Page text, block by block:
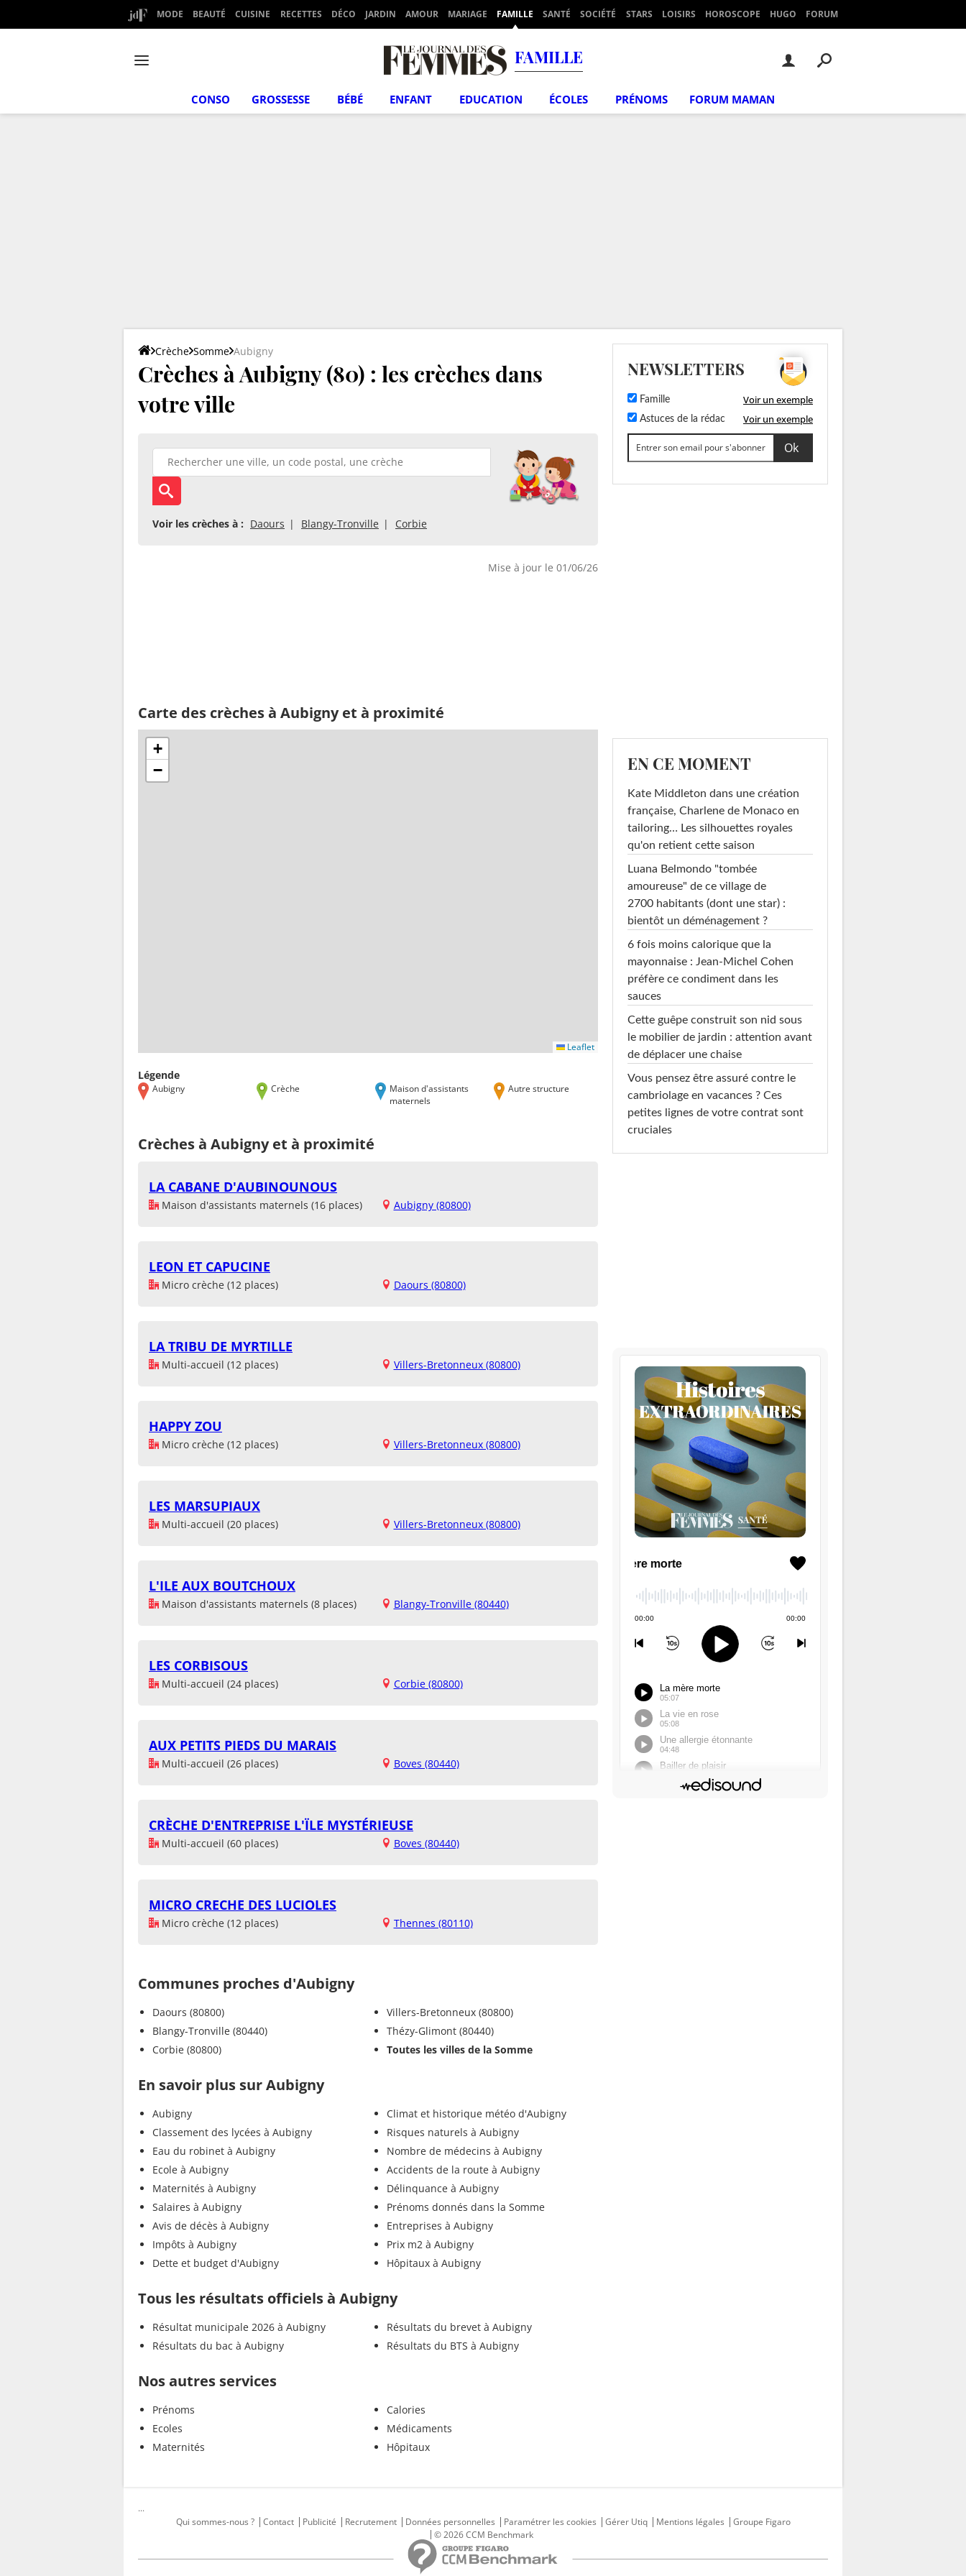
MODE BEAUTÉ CUISINE RECETTES DÉCO JARDIN AMOUR MARIAGE FAMILLE SANTÉ SOCIÉTÉ STARS LOISIRS HOROSCOPE HUGO FORUM
FAMILLE
CONSO GROSSESSE BÉBÉ ENFANT EDUCATION ÉCOLES PRÉNOMS FORUM MAMAN
Crèche Somme Aubigny
Crèches à Aubigny (80) : les crèches dans
votre ville
Voir les crèches à : Daours Blangy-Tronville Corbie
Mise à jour le 01/06/26
Carte des crèches à Aubigny et à proximité
+
−
Leaflet
Légende
Aubigny Crèche
Maison d'assistants
maternels
Autre structure
Crèches à Aubigny et à proximité
LA CABANE D'AUBINOUNOUS
Maison d'assistants maternels (16 places) Aubigny (80800)
LEON ET CAPUCINE
Micro crèche (12 places) Daours (80800)
LA TRIBU DE MYRTILLE
Multi-accueil (12 places) Villers-Bretonneux (80800)
HAPPY ZOU
Micro crèche (12 places) Villers-Bretonneux (80800)
LES MARSUPIAUX
Multi-accueil (20 places) Villers-Bretonneux (80800)
L'ILE AUX BOUTCHOUX
Maison d'assistants maternels (8 places) Blangy-Tronville (80440)
LES CORBISOUS
Multi-accueil (24 places) Corbie (80800)
AUX PETITS PIEDS DU MARAIS
Multi-accueil (26 places) Boves (80440)
CRÈCHE D'ENTREPRISE L'ÏLE MYSTÉRIEUSE
Multi-accueil (60 places) Boves (80440)
MICRO CRECHE DES LUCIOLES
Micro crèche (12 places) Thennes (80110)
Communes proches d'Aubigny
Daours (80800)
Blangy-Tronville (80440)
Corbie (80800)
Villers-Bretonneux (80800)
Thézy-Glimont (80440)
Toutes les villes de la Somme
En savoir plus sur Aubigny
Aubigny
Classement des lycées à Aubigny
Eau du robinet à Aubigny
Ecole à Aubigny
Maternités à Aubigny
Salaires à Aubigny
Avis de décès à Aubigny
Impôts à Aubigny
Dette et budget d'Aubigny
Climat et historique météo d'Aubigny
Risques naturels à Aubigny
Nombre de médecins à Aubigny
Accidents de la route à Aubigny
Délinquance à Aubigny
Prénoms donnés dans la Somme
Entreprises à Aubigny
Prix m2 à Aubigny
Hôpitaux à Aubigny
Tous les résultats officiels à Aubigny
Résultat municipale 2026 à Aubigny
Résultats du bac à Aubigny
Résultats du brevet à Aubigny
Résultats du BTS à Aubigny
Nos autres services
Prénoms
Ecoles
Maternités
Calories
Médicaments
Hôpitaux
NEWSLETTERS
Famille Voir un exemple
Astuces de la rédac Voir un exemple
EN CE MOMENT
Kate Middleton dans une création
française, Charlene de Monaco en
tailoring… Les silhouettes royales
qu'on retient cette saison
Luana Belmondo "tombée
amoureuse" de ce village de
2700 habitants (dont une star) :
bientôt un déménagement ?
6 fois moins calorique que la
mayonnaise : Jean-Michel Cohen
préfère ce condiment dans les
sauces
Cette guêpe construit son nid sous
le mobilier de jardin : attention avant
de déplacer une chaise
Vous pensez être assuré contre le
cambriolage en vacances ? Ces
petites lignes de votre contrat sont
cruciales
...
Qui sommes-nous ?
Contact Publicité Recrutement Données personnelles Paramétrer les cookies Gérer Utiq Mentions légales
Groupe Figaro
© 2026 CCM Benchmark